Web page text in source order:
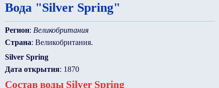
Вода "Silver Spring"
Регион: Великобритания
Страна: Великобритания.
Silver Spring
Дата открытия: 1870
Состав воды Silver Spring